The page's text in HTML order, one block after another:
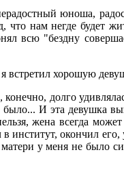
юноша,
что нам негде будет
всю "бездну
встретил хорошую
долго
И эта девушка
жена всегда
институт, окончил
матери у меня не